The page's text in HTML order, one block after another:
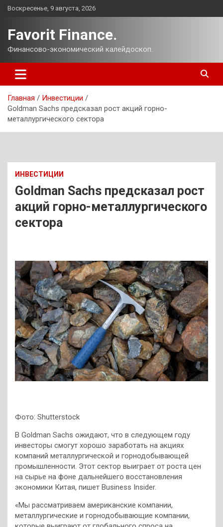
Перейти
Воскресенье, 9 августа, 2026
Favorit Finance.
Финансово-экономический калейдоскоп.
Главная
Инвестиции
Goldman Sachs предсказал рост акций горно-
металлургического сектора
ИНВЕСТИЦИИ
Goldman Sachs предсказал рост
акций горно-металлургического
сектора
Фото: Shutterstock
В Goldman Sachs ожидают, что в следующем году
инвесторы смогут хорошо заработать на акциях
компаний металлургической и горнодобывающей
промышленности. Этот сектор выиграет от роста цен
на сырье на фоне дальнейшего восстановления
экономики Китая, пишет Business Insider.
«Мы рассматриваем американские компании,
металлургические и горнодобывающие компании,